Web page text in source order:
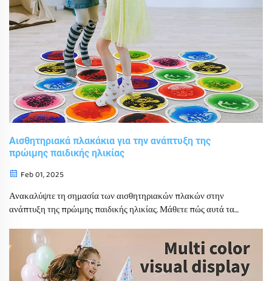
Αισθητηριακά πλακάκια για την ανάπτυξη της
πρώιμης παιδικής ηλικίας
Feb 01, 2025
Ανακαλύψτε τη σημασία των αισθητηριακών πλακών στην
ανάπτυξη της πρώιμης παιδικής ηλικίας. Μάθετε πώς αυτά τα
ανάπτυξη και την κοινωνική αλληλεπίδραση για μια
ολοκληρωμένη, χωρίς αποκλεισμούς εκπαίδευση.